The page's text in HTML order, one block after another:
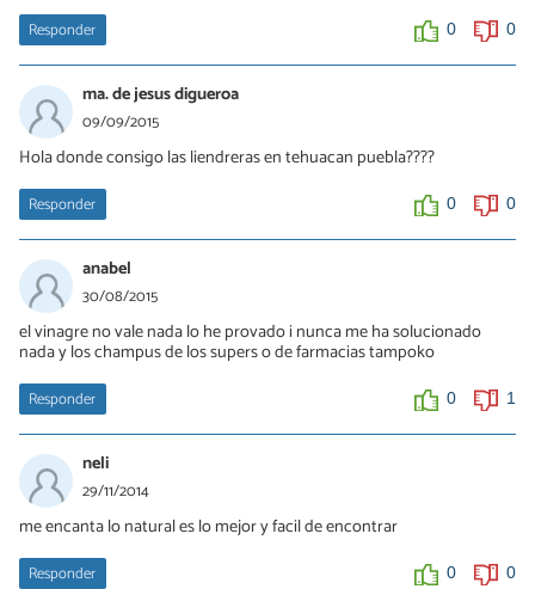
Responder 0 0
ma. de jesus digueroa
09/09/2015
Hola donde consigo las liendreras en tehuacan puebla????
Responder 0 0
anabel
30/08/2015
el vinagre no vale nada lo he provado i nunca me ha solucionado
nada y los champus de los supers o de farmacias tampoko
Responder 0 1
neli
29/11/2014
me encanta lo natural es lo mejor y facil de encontrar
Responder 0 0